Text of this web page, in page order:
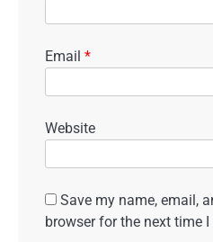
Email *
Website
Save my name, email,
browser for the next time